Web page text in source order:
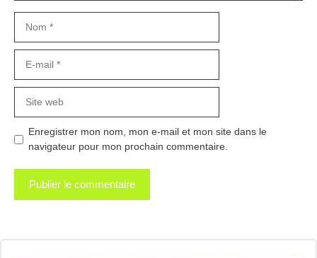
mail
web
Enregistrer mon nom, mon e-mail et mon site dans le
navigateur pour mon prochain commentaire.